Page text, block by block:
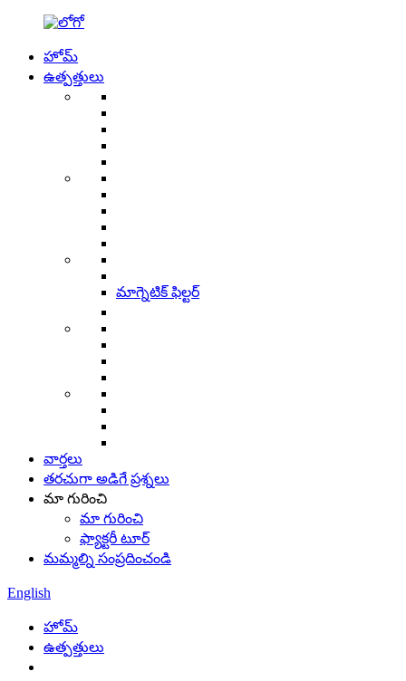
హోమ్
ఉత్పత్తులు
మాగ్నెటిక్ ఫిల్టర్
వార్తలు
తరచుగా అడిగే ప్రశ్నలు
మా గురించి
మా గురించి
ఫ్యాక్టరీ టూర్
మమ్మల్ని సంప్రదించండి
English
హోమ్
ఉత్పత్తులు